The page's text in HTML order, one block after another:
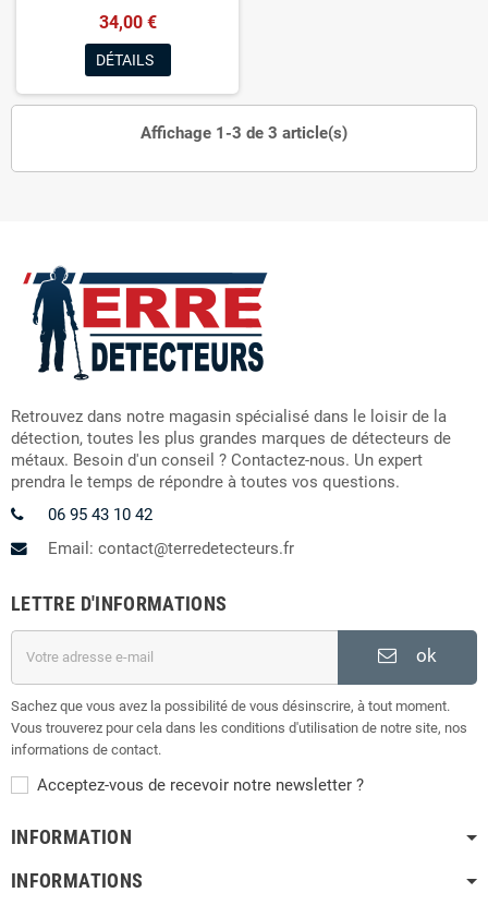
34,00 €
DÉTAILS
Affichage 1-3 de 3 article(s)
Retrouvez dans notre magasin spécialisé dans le loisir de la
détection, toutes les plus grandes marques de détecteurs de
métaux. Besoin d'un conseil ? Contactez-nous. Un expert
prendra le temps de répondre à toutes vos questions.
06 95 43 10 42
Email: contact@terredetecteurs.fr
LETTRE D'INFORMATIONS
ok
Sachez que vous avez la possibilité de vous désinscrire, à tout moment.
Vous trouverez pour cela dans les conditions d'utilisation de notre site, nos
informations de contact.
Acceptez-vous de recevoir notre newsletter ?
INFORMATION
INFORMATIONS